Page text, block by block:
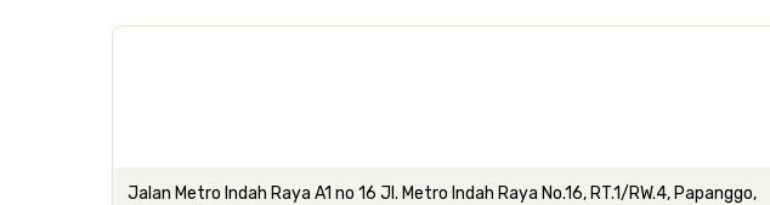
Jalan Metro Indah Raya A1 no 16 Jl. Metro Indah Raya No.16, RT.1/RW.4, Papanggo,